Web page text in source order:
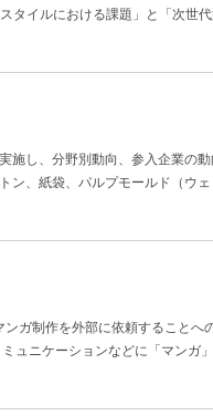
タイルにおける課題」と「次世
施し、分野別動向、参入企業の
ン、紙袋、パルプモールド（
ガ制作を外部に依頼すること
ニケーションなどに「マンガ